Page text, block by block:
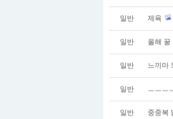
일반 제육
일반 올해 꿀
일반 느끼마
일반 ㅡㅡㅡ
일반 중중복